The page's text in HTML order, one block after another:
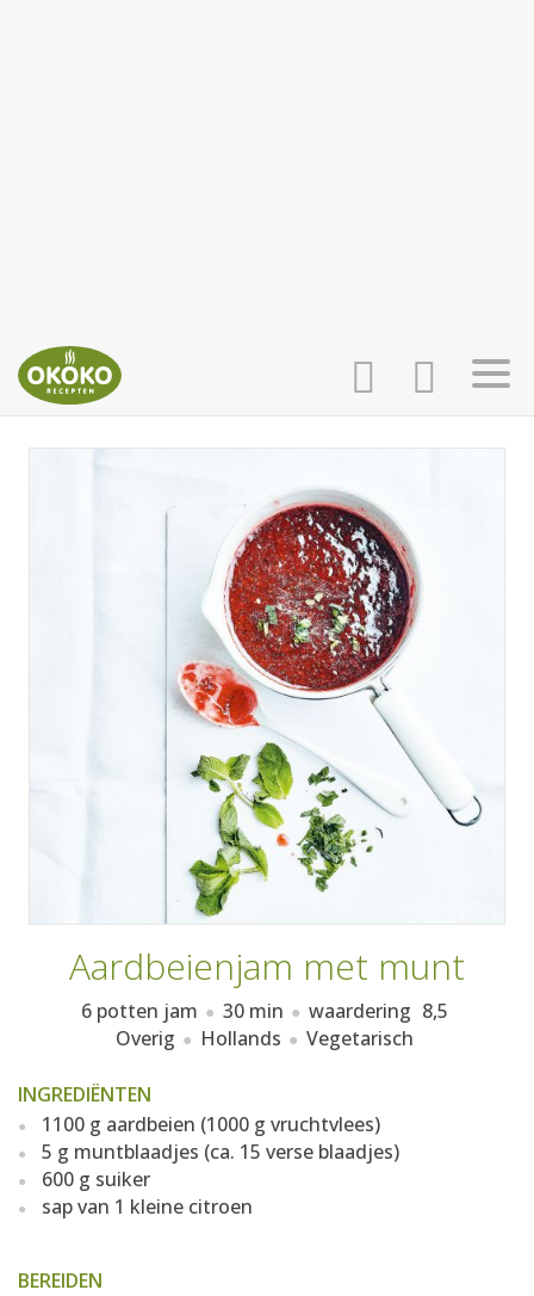
AANMELDEN
HOME
RECEPTEN
WEEKMENU'S
KOOKBOEKEN
Aardbeienjam met munt
6 potten jam 30 min waardering 8,5
Overig
Hollands Vegetarisch
INGREDIËNTEN
1100 g aardbeien (1000 g vruchtvlees)
5 g muntblaadjes (ca. 15 verse blaadjes)
600 g suiker
sap van 1 kleine citroen
BEREIDEN